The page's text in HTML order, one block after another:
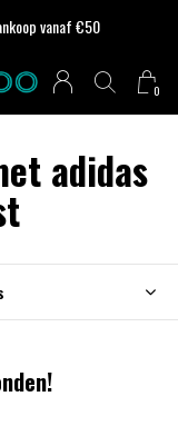
0
vanaf €50
adidas